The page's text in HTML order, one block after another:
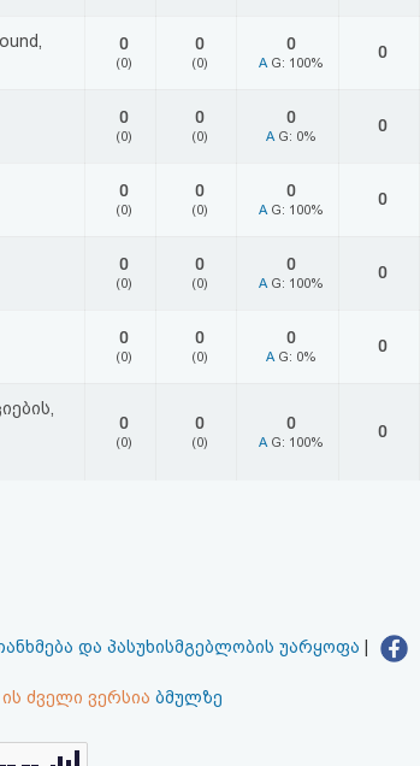
0
(0)
0
(0)
0
A G: 100%
0
0
(0)
0
(0)
0
A G: 0%
0
0
(0)
0
(0)
0
A G: 100%
0
0
(0)
0
(0)
0
A G: 100%
0
0
(0)
0
(0)
0
A G: 0%
0
0
(0)
0
(0)
0
A G: 100%
0
და პასუხისმგებლობის უარყოფა
ძველი ვერსია ბმულზე